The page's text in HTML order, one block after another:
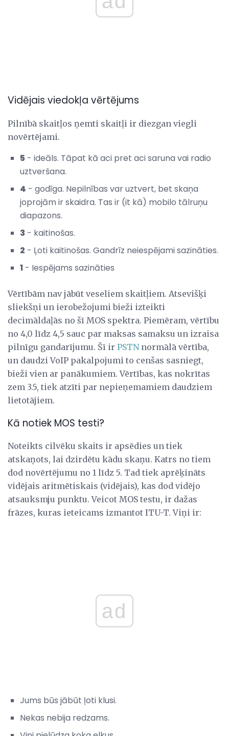
Vidējais viedokļa vērtējums
Pilnībā skaitļos ņemti skaitļi ir diezgan viegli
novērtējami.
5 - ideāls. Tāpat kā aci pret aci saruna vai radio
uztveršana.
4 - godīga. Nepilnības var uztvert, bet skaņa
joprojām ir skaidra. Tas ir (it kā) mobilo tālruņu
diapazons.
3 - kaitinošas.
2 - Ļoti kaitinošas. Gandrīz neiespējami sazināties.
1 - Iespējams sazināties
Vērtībām nav jābūt veseliem skaitļiem. Atsevišķi
sliekšņi un ierobežojumi bieži izteikti
decimāldaļās no šī MOS spektra. Piemēram, vērtību
no 4,0 līdz 4,5 sauc par maksas samaksu un izraisa
pilnīgu gandarījumu. Šī ir PSTNnormālā vērtība,
un daudzi VoIP pakalpojumi to cenšas sasniegt,
bieži vien ar panākumiem. Vērtības, kas nokrītas
zem 3.5, tiek atzīti par nepieņemamiem daudziem
lietotājiem.
Kā notiek MOS testi?
Noteikts cilvēku skaits ir apsēdies un tiek
atskaņots, lai dzirdētu kādu skaņu. Katrs no tiem
dod novērtējumu no 1 līdz 5. Tad tiek aprēķināts
vidējais aritmētiskais (vidējais), kas dod vidējo
atsauksmju punktu. Veicot MOS testu, ir dažas
frāzes, kuras ieteicams izmantot ITU-T. Viņi ir:
ad
Jums būs jābūt ļoti klusi.
Nekas nebija redzams.